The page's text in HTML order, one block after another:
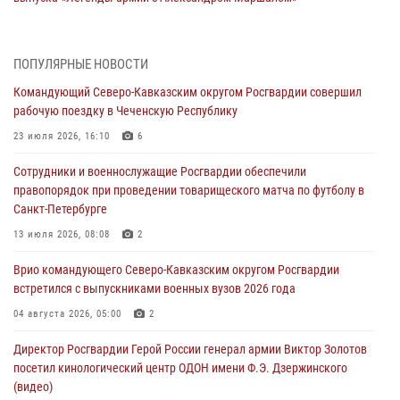
Представители ФСБ России по Уральскому округу Росгвардии и
Кузнецова
07 августа 2026, 12:00
Смольного собора в Санкт-Петербурге (видео)
07 августа 2026, 11:34
В Курске росгвардейцы провели занятие по основам
07 августа 2026, 11:33
Рэпер ST посетил раненых росгвардейцев в Главном военном
07 августа 2026, 11:18
ПОПУЛЯРНЫЕ НОВОСТИ
Командующий Северо-Кавказским округом Росгвардии совершил
рабочую поездку в Чеченскую Республику
23 июля 2026, 16:10 6
Сотрудники и военнослужащие Росгвардии обеспечили
правопорядок при проведении товарищеского матча по футболу в
Санкт-Петербурге
13 июля 2026, 08:08 2
Врио командующего Северо-Кавказским округом Росгвардии
встретился с выпускниками военных вузов 2026 года
04 августа 2026, 05:00 2
Директор Росгвардии Герой России генерал армии Виктор Золотов
посетил кинологический центр ОДОН имени Ф.Э. Дзержинского
(видео)